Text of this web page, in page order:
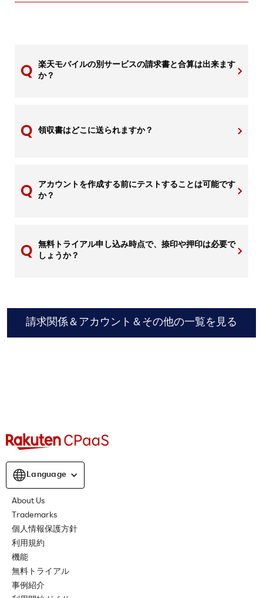
楽天モバイルの別サービスの請求書と合算は出来ます
か？
領収書はどこに送られますか？
アカウントを作成する前にテストすることは可能です
か？
無料トライアル申し込み時点で、捺印や押印は必要で
しょうか？
請求関係＆アカウント＆その他の一覧を見る
Language
About Us
Trademarks
個人情報保護方針
利用規約
機能
無料トライアル
事例紹介